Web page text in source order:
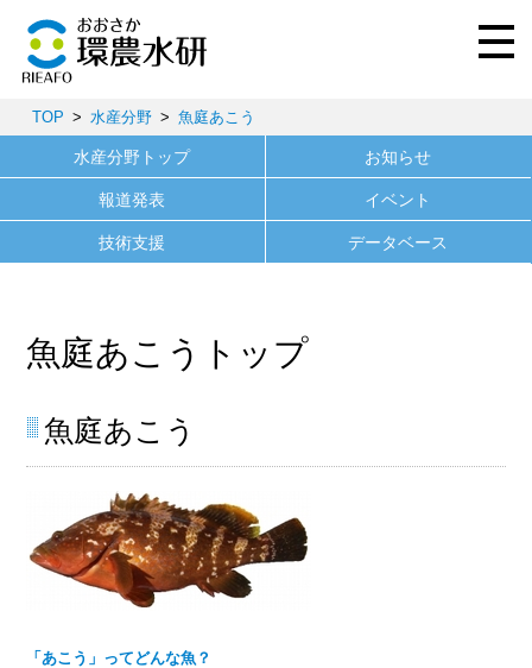
TOP 水産分野 魚庭あこう
水産分野トップ お知らせ
報道発表 イベント
技術支援 データベース
魚庭あこうトップ
魚庭あこう
「あこう」ってどんな魚？